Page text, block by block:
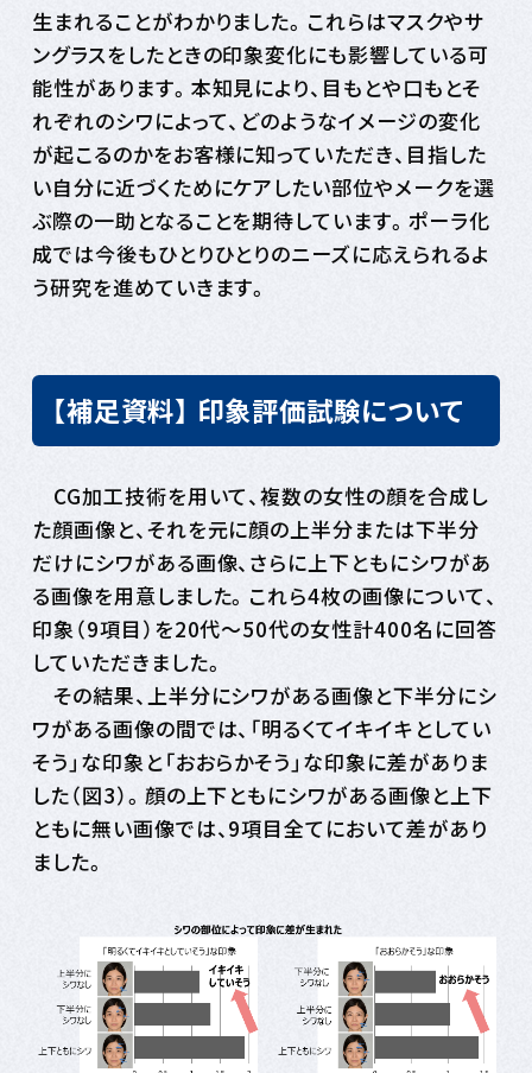
生まれることがわかりました。これらはマスクやサ
ングラスをしたときの印象変化にも影響している可
能性があります。本知見により、目もとや口もとそ
れぞれのシワによって、どのようなイメージの変化
が起こるのかをお客様に知っていただき、目指した
い自分に近づくためにケアしたい部位やメークを選
ぶ際の一助となることを期待しています。ポーラ化
成では今後もひとりひとりのニーズに応えられるよ
う研究を進めていきます。
【補足資料】 印象評価試験について
CG加工技術を用いて、複数の女性の顔を合成し
た顔画像と、それを元に顔の上半分または下半分
だけにシワがある画像、さらに上下ともにシワがあ
る画像を用意しました。これら4枚の画像について、
印象（9項目）を20代～50代の女性計400名に回答
していただきました。
その結果、上半分にシワがある画像と下半分にシ
ワがある画像の間では、「明るくてイキイキとしてい
そう」な印象と「おおらかそう」な印象に差がありま
した（図3）。顔の上下ともにシワがある画像と上下
ともに無い画像では、9項目全てにおいて差があり
ました。